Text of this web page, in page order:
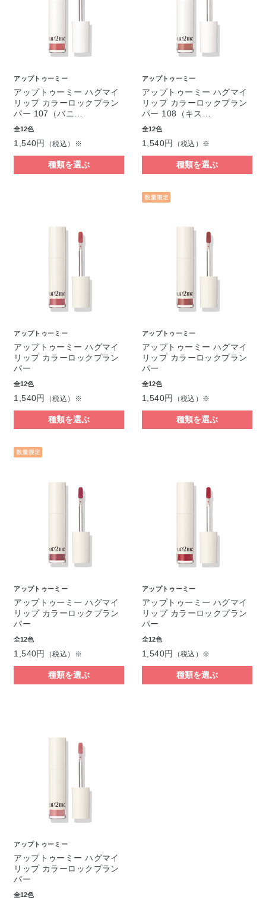
アップトゥーミー
アップトゥーミー ハグマイ
リップ カラーロックプラン
パー 107（バニ…
全12色
1,540円 （税込）※
種類を選ぶ
アップトゥーミー
アップトゥーミー ハグマイ
リップ カラーロックプラン
パー 108（キス…
全12色
1,540円 （税込）※
種類を選ぶ
アップトゥーミー
アップトゥーミー ハグマイ
リップ カラーロックプラン
パー
全12色
1,540円 （税込）※
種類を選ぶ
アップトゥーミー
アップトゥーミー ハグマイ
リップ カラーロックプラン
パー
全12色
1,540円 （税込）※
種類を選ぶ
アップトゥーミー
アップトゥーミー ハグマイ
リップ カラーロックプラン
パー
全12色
1,540円 （税込）※
種類を選ぶ
アップトゥーミー
アップトゥーミー ハグマイ
リップ カラーロックプラン
パー
全12色
1,540円 （税込）※
種類を選ぶ
アップトゥーミー
アップトゥーミー ハグマイ
リップ カラーロックプラン
パー
全12色